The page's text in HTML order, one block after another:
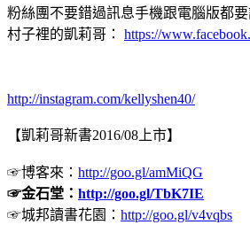
粉絲團不要錯過訊息手機跟電腦版都要
村子裡的凱莉哥： https://
http://instagram.com/kellyshen40/
【凱莉哥新書2016/08上市】
☞博客來： http://goo.gl/amMiQG
☞金石堂： http://goo.gl/TbK7IE
☞城邦讀書花園： http://goo.gl/v4vqbs